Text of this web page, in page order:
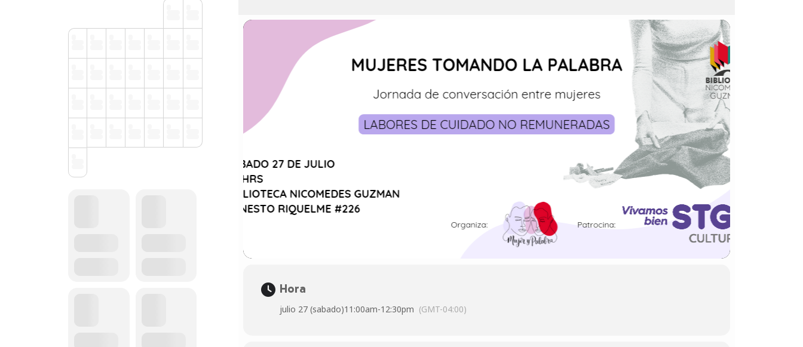
Hora
julio 27 (sabado)11:00am-12:30pm (GMT-04:00)